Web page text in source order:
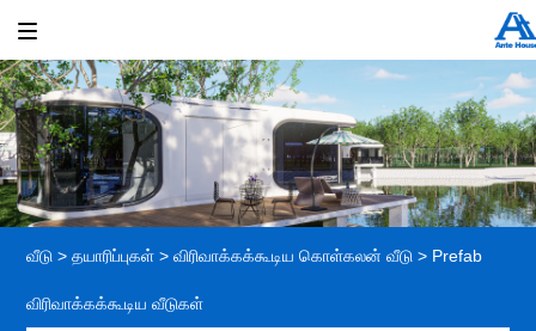
வீடு > தயாரிப்புகள் >விரிவாக்கக்கூடிய கொள்கலன் வீடு > Prefab
விரிவாக்கக்கூடிய வீடுகள்